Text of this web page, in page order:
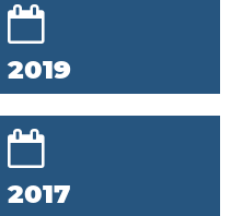
2019
2017